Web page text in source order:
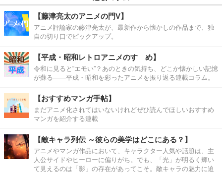
【藤津亮太のアニメの門V】
アニメ評論家の藤津亮太が、最新作から懐かしの作品まで、独
自の切り口でピックアップ。
【平成・昭和レトロアニメのすゝめ】
令和に見ると“エモい”？あのときの気持ち、どこか懐かしい記憶
が蘇る――平成・昭和を彩ったアニメを振り返る連載コラム。
【おすすめマンガ手帖】
まだアニメ化されてはいないけれどぜひ読んでほしいおすすめ
マンガを紹介する連載
【敵キャラ列伝 ～彼らの美学はどこにある？】
アニメやマンガ作品において、キャラクター人気や話題は、主
人公サイドやヒーローに偏りがち。でも、「光」が明るく輝い
て見えるのは「影」の存在があってこそ。敵キャラの魅力に迫